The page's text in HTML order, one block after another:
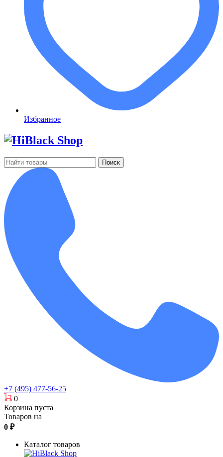
Избранное
Поиск
+7 (495) 477-56-25
0
Корзина пуста
Товаров на
0 ₽
Каталог товаров